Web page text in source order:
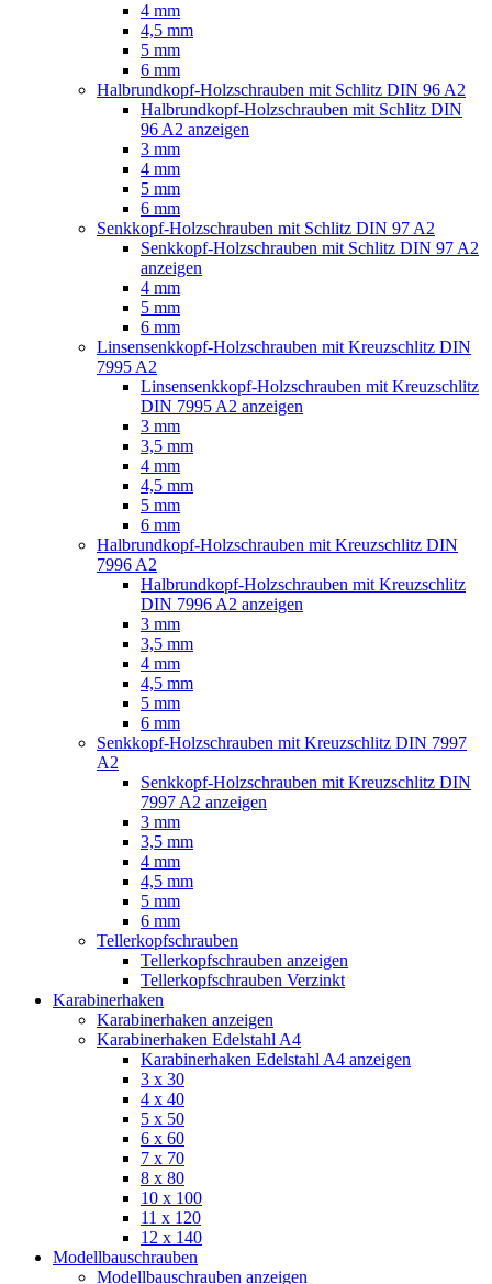
4 mm
4,5 mm
5 mm
6 mm
Halbrundkopf-Holzschrauben mit Schlitz DIN 96 A2
Halbrundkopf-Holzschrauben mit Schlitz DIN
96 A2 anzeigen
3 mm
4 mm
5 mm
6 mm
Senkkopf-Holzschrauben mit Schlitz DIN 97 A2
Senkkopf-Holzschrauben mit Schlitz DIN 97 A2
anzeigen
4 mm
5 mm
6 mm
Linsensenkkopf-Holzschrauben mit Kreuzschlitz DIN
7995 A2
Linsensenkkopf-Holzschrauben mit Kreuzschlitz
DIN 7995 A2 anzeigen
3 mm
3,5 mm
4 mm
4,5 mm
5 mm
6 mm
Halbrundkopf-Holzschrauben mit Kreuzschlitz DIN
7996 A2
Halbrundkopf-Holzschrauben mit Kreuzschlitz
DIN 7996 A2 anzeigen
3 mm
3,5 mm
4 mm
4,5 mm
5 mm
6 mm
Senkkopf-Holzschrauben mit Kreuzschlitz DIN 7997
A2
Senkkopf-Holzschrauben mit Kreuzschlitz DIN
7997 A2 anzeigen
3 mm
3,5 mm
4 mm
4,5 mm
5 mm
6 mm
Tellerkopfschrauben
Tellerkopfschrauben anzeigen
Tellerkopfschrauben Verzinkt
Karabinerhaken
Karabinerhaken anzeigen
Karabinerhaken Edelstahl A4
Karabinerhaken Edelstahl A4 anzeigen
3 x 30
4 x 40
5 x 50
6 x 60
7 x 70
8 x 80
10 x 100
11 x 120
12 x 140
Modellbauschrauben
Modellbauschrauben anzeigen